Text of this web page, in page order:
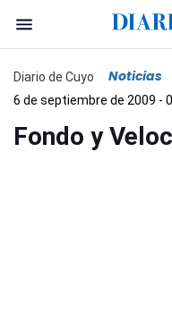
Diario de Cuyo Noticias
6 de septiembre de 2009 -
Fondo y